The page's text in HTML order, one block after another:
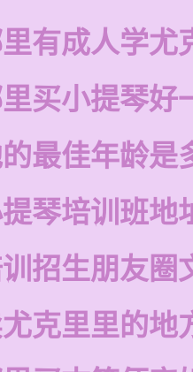
有成人学尤
买小提琴好
最佳年龄是
琴培训班地
招生朋友圈
克里里的地